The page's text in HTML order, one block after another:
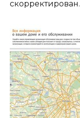
скорректирован.